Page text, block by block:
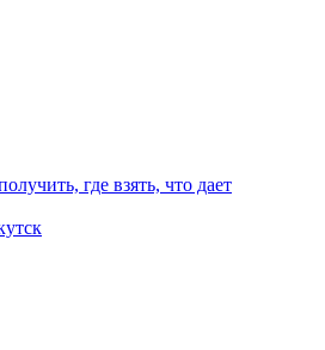
где взять, что дает